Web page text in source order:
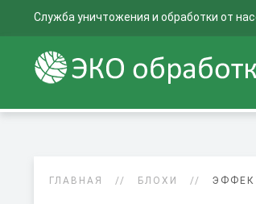
Служба уничтожения и обработки от
ГЛАВНАЯ БЛОХИ